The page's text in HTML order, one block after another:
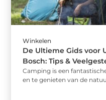
Winkelen
De Ultieme Gids voor
Bosch: Tips &
Camping is een
en te genieten van de